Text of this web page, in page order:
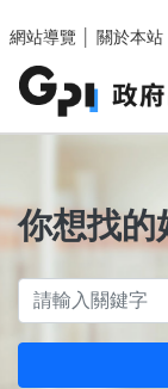
網站導覽
關於本站
你想找的